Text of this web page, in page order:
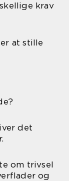
krav
at stille
det
om trivsel
og